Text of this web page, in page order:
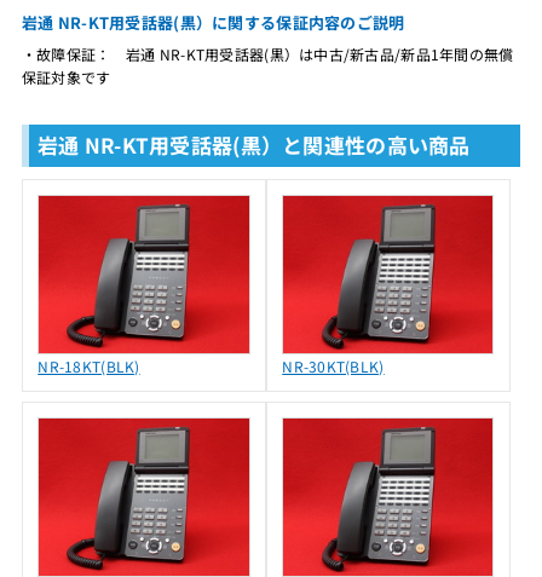
岩通 NR-KT用受話器(黒）に関する保証内容のご説明
・故障保証： 岩通 NR-KT用受話器(黒）は中古/新古品/新品1年間の無償
保証対象です
岩通 NR-KT用受話器(黒）と関連性の高い商品
NR-18KT(BLK) NR-30KT(BLK)